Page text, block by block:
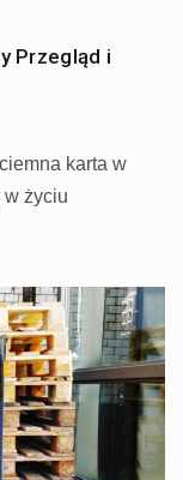
Przegląd i
karta w
w życiu